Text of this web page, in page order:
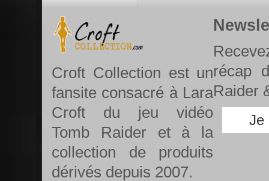
Croft Collection est un
fansite consacré à Lara
Croft du jeu vidéo
Tomb Raider et à la
collection de produits
dérivés depuis 2007.
récap
Raider
Je